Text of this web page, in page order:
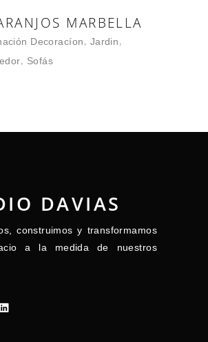
MARBELLA
Decoracíon
Jardin
Sofás
DAVIAS
construimos y transformamos
a la medida de nuestros